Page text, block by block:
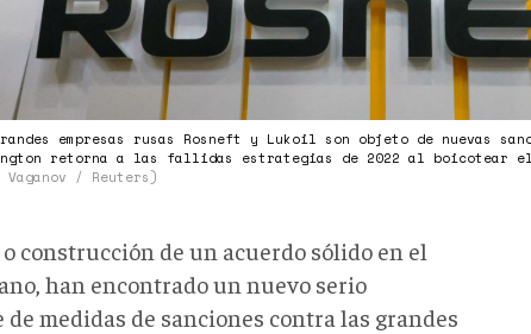
empresas rusas Rosneft y Lukoil son objeto de nuevas
retorna a las fallidas estrategias de 2022 al boicotear
Vaganov / Reuters)
construcción de un acuerdo sólido en el
han encontrado un nuevo serio
medidas de sanciones contra las grandes